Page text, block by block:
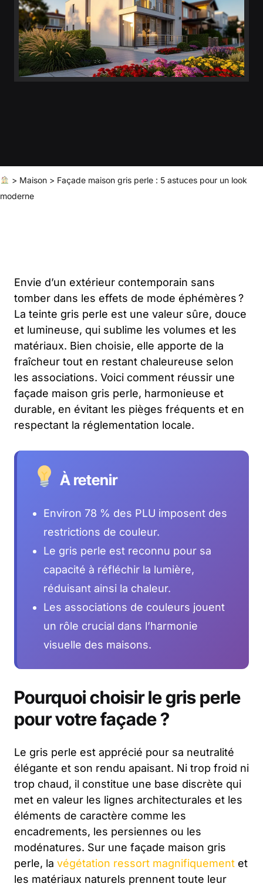
> Maison> Façade maison gris perle : 5 astuces pour un look
moderne
Envie d’un extérieur contemporain sans
tomber dans les effets de mode éphémères ?
La teinte gris perle est une valeur sûre, douce
et lumineuse, qui sublime les volumes et les
matériaux. Bien choisie, elle apporte de la
fraîcheur tout en restant chaleureuse selon
les associations. Voici comment réussir une
façade maison gris perle, harmonieuse et
durable, en évitant les pièges fréquents et en
respectant la réglementation locale.
À retenir
Environ 78 % des PLU imposent des
restrictions de couleur.
Le gris perle est reconnu pour sa
capacité à réfléchir la lumière,
réduisant ainsi la chaleur.
Les associations de couleurs jouent
un rôle crucial dans l’harmonie
visuelle des maisons.
Pourquoi choisir le gris perle
pour votre façade ?
Le gris perle est apprécié pour sa neutralité
élégante et son rendu apaisant. Ni trop froid ni
trop chaud, il constitue une base discrète qui
met en valeur les lignes architecturales et les
éléments de caractère comme les
encadrements, les persiennes ou les
modénatures. Sur une façade maison gris
perle, la végétation ressort magnifiquement et
les matériaux naturels prennent toute leur